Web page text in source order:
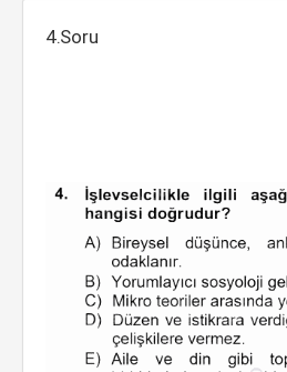
4.Soru